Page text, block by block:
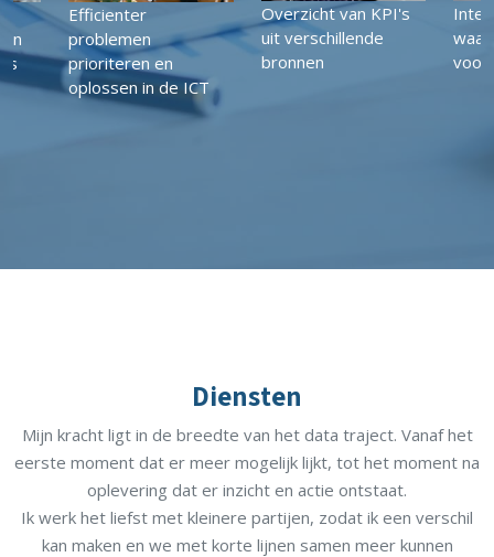
Efficienter
problemen
prioriteren en
oplossen in de ICT
Overzicht van KPI's
uit verschillende
bronnen
voor
Diensten
Mijn kracht ligt in de breedte van het data traject. Vanaf het
eerste moment dat er meer mogelijk lijkt, tot het moment na
oplevering dat er inzicht en actie ontstaat.
Ik werk het liefst met kleinere partijen, zodat ik een verschil
kan maken en we met korte lijnen samen meer kunnen